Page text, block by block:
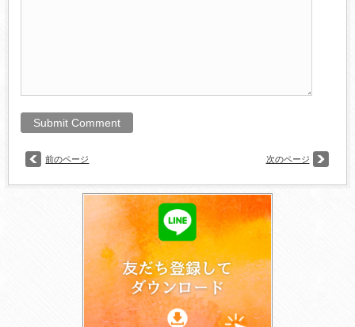
前のページ 次のページ